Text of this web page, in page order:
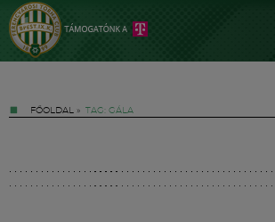
FŐOLDAL » TAG: GÁLA